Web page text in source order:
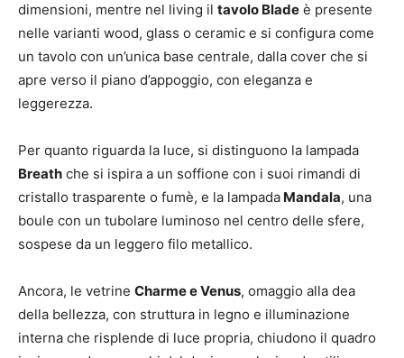
dimensioni, mentre nel living il tavolo Blade è presente
nelle varianti wood, glass o ceramic e si configura come
un tavolo con un’unica base centrale, dalla cover che si
apre verso il piano d’appoggio, con eleganza e
leggerezza.
Per quanto riguarda la luce, si distinguono la lampada
Breath che si ispira a un soffione con i suoi rimandi di
cristallo trasparente o fumè, e la lampada Mandala, una
boule con un tubolare luminoso nel centro delle sfere,
sospese da un leggero filo metallico.
Ancora, le vetrine Charme e Venus, omaggio alla dea
della bellezza, con struttura in legno e illuminazione
interna che risplende di luce propria, chiudono il quadro